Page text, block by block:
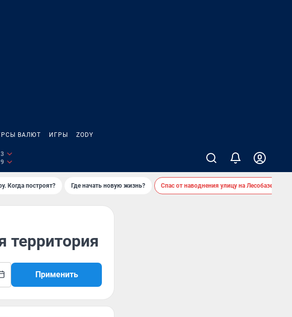
ВАЛЮТ ИГРЫ ZODY
Когда построят? Где начать новую жизнь? Спас от наводнения улицу на Лесобазе
территория
Применить